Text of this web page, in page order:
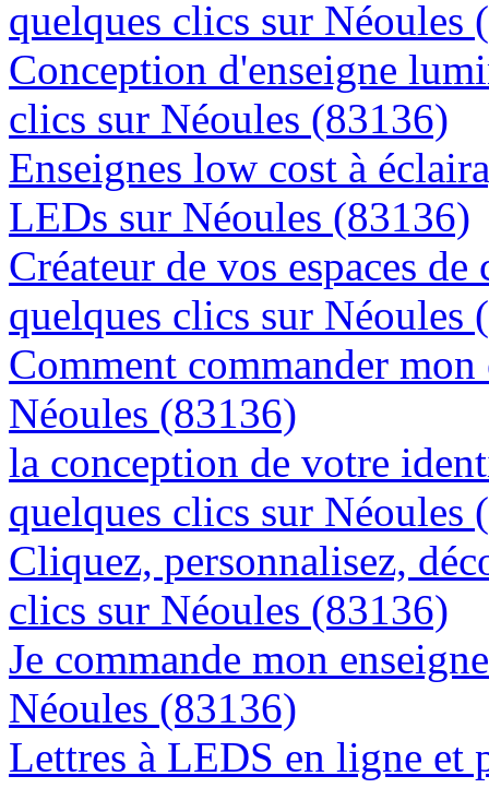
quelques clics sur Néoules
Conception d'enseigne
clics sur Néoules (83136)
Enseignes low cost à
LEDs sur Néoules (83136)
Créateur de vos espaces
quelques clics sur Néoules
Comment commander
Néoules (83136)
la conception de votre
quelques clics sur Néoules
Cliquez, personnalisez,
clics sur Néoules (83136)
Je commande mon
Néoules (83136)
Lettres à LEDS en ligne et